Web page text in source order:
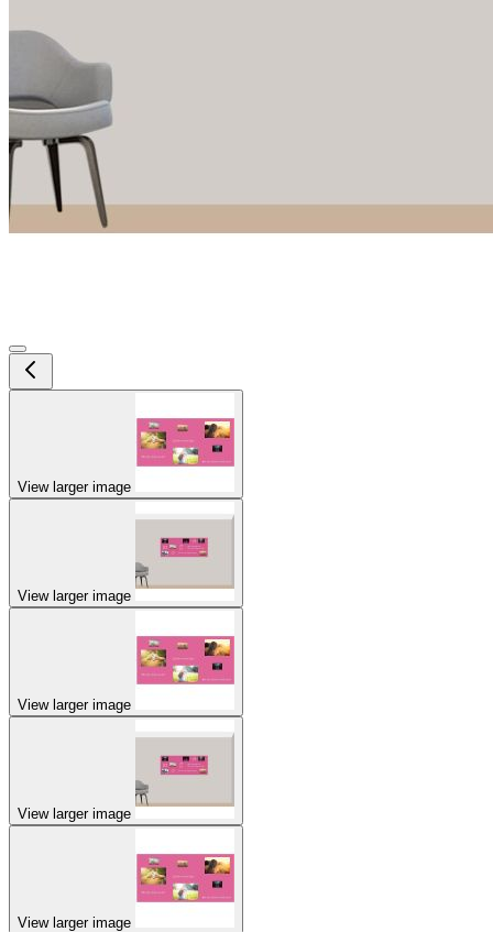
View larger image
View larger image
View larger image
View larger image
View larger image